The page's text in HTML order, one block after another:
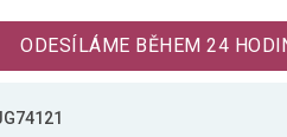
ODESÍLÁME BĚHEM 24